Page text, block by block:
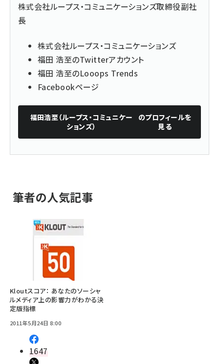
株式会社ループス・コミュニケーションズ取締役副社
長
株式会社ループス・コミュニケーションズ
福田 浩至のTwitterアカウント
福田 浩至のLooops Trends
Facebookページ
福田浩至（ループス・コミュニケー
ションズ）
のプロフィールを
見る
筆者の人気記事
Kloutスコア： あなたのソーシャ
ルメディア上の影響力がわかる決
定版指標
2011年5月24日 8:00
1647